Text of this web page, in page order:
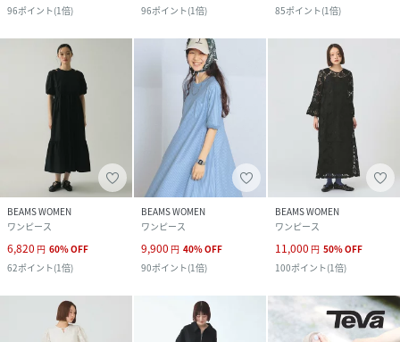
96ポイント(1倍)
96ポイント(1倍)
85ポイント(1倍)
BEAMS WOMEN
ワンピース
6,820 円 60%OFF
62ポイント(1倍)
BEAMS WOMEN
ワンピース
9,900 円 40%OFF
90ポイント(1倍)
BEAMS WOMEN
ワンピース
11,000 円 50%OFF
100ポイント(1倍)